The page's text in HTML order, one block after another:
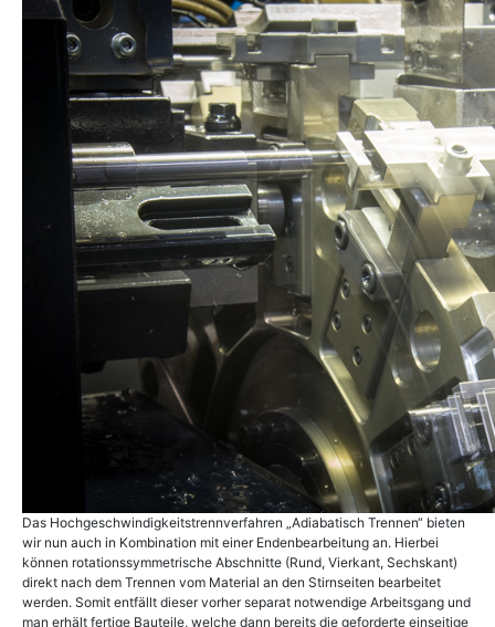
Das Hochgeschwindigkeitstrennverfahren „Adiabatisch Trennen“ bieten
wir nun auch in Kombination mit einer Endenbearbeitung an. Hierbei
können rotationssymmetrische Abschnitte (Rund, Vierkant, Sechskant)
direkt nach dem Trennen vom Material an den Stirnseiten bearbeitet
werden. Somit entfällt dieser vorher separat notwendige Arbeitsgang und
man erhält fertige Bauteile, welche dann bereits die geforderte einseitige